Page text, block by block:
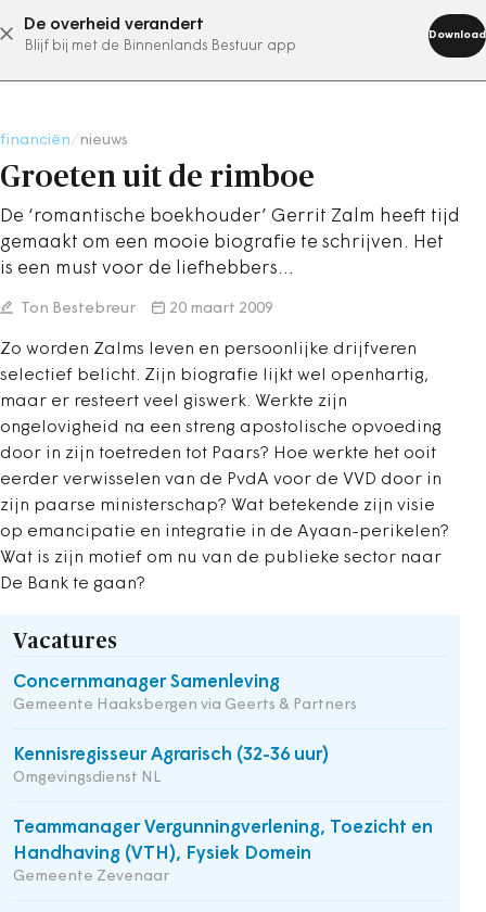
De overheid verandert
Blijf bij met de Binnenlands Bestuur app
Download
abonneer nu
financiën nieuws
Groeten uit de rimboe
De ‘romantische boekhouder’ Gerrit Zalm heeft tijd
gemaakt om een mooie biografie te schrijven. Het
is een must voor de liefhebbers…
Ton Bestebreur 20 maart 2009
Zo worden Zalms leven en persoonlijke drijfveren
selectief belicht. Zijn biografie lijkt wel openhartig,
maar er resteert veel giswerk. Werkte zijn
ongelovigheid na een streng apostolische opvoeding
door in zijn toetreden tot Paars? Hoe werkte het ooit
eerder verwisselen van de PvdA voor de VVD door in
zijn paarse ministerschap? Wat betekende zijn visie
op emancipatie en integratie in de Ayaan-perikelen?
Wat is zijn motief om nu van de publieke sector naar
De Bank te gaan?
Vacatures
Concernmanager Samenleving
Gemeente Haaksbergen via Geerts & Partners
Kennisregisseur Agrarisch (32-36 uur)
Omgevingsdienst NL
Teammanager Vergunningverlening, Toezicht en
Handhaving (VTH), Fysiek Domein
Gemeente Zevenaar